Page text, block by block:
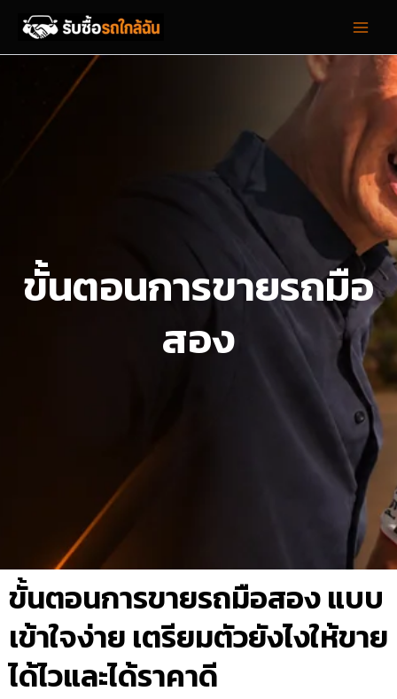
content
ขั้นตอนการขายรถมือ
สอง
ขั้นตอนการขายรถมือสอง แบบ
เข้าใจง่าย เตรียมตัวยังไงให้ขาย
ได้ไวและได้ราคาดี